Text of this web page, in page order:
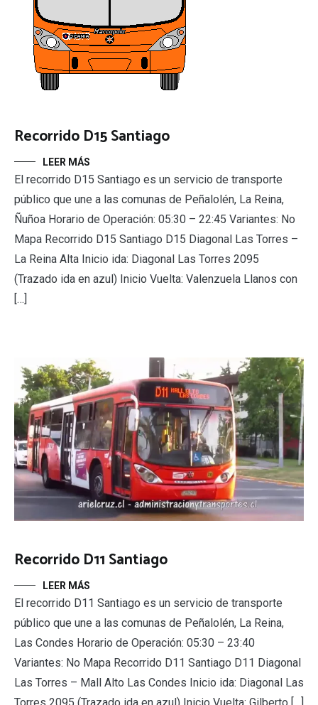
Recorrido D15 Santiago
LEER MÁS
El recorrido D15 Santiago es un servicio de transporte
público que une a las comunas de Peñalolén, La Reina,
Ñuñoa Horario de Operación: 05:30 – 22:45 Variantes: No
Mapa Recorrido D15 Santiago D15 Diagonal Las Torres –
La Reina Alta Inicio ida: Diagonal Las Torres 2095
(Trazado ida en azul) Inicio Vuelta: Valenzuela Llanos con
[…]
Recorrido D11 Santiago
LEER MÁS
El recorrido D11 Santiago es un servicio de transporte
público que une a las comunas de Peñalolén, La Reina,
Las Condes Horario de Operación: 05:30 – 23:40
Variantes: No Mapa Recorrido D11 Santiago D11 Diagonal
Las Torres – Mall Alto Las Condes Inicio ida: Diagonal Las